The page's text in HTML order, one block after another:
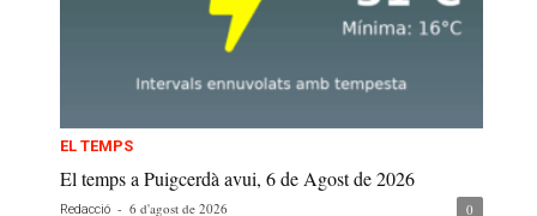
EL TEMPS
El temps a Puigcerdà avui, 6 de Agost de 2026
Redacció - 6 d'agost de 2026 0